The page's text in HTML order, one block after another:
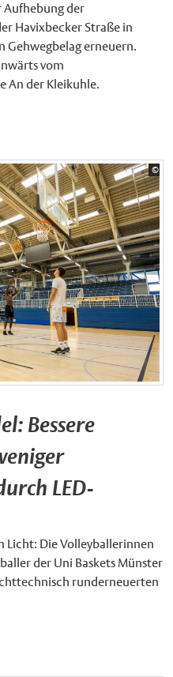
Aufhebung der
Havixbecker Straße in
Gehwegbelag erneuern.
vom
An der Kleikuhle.
©
Bessere
LED-
Licht: Die Volleyballerinnen
der Uni Baskets Münster
runderneuerten